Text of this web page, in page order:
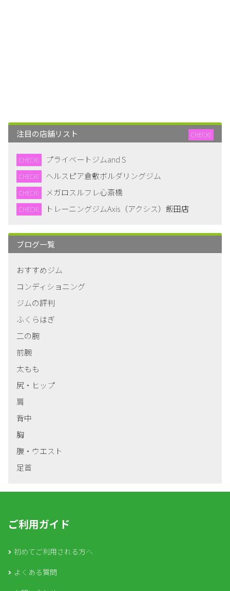
注目の店舗リスト CHECK!
CHECK! プライベートジムand S
CHECK! ヘルスピア倉敷ボルダリングジム
CHECK! メガロスルフレ心斎橋
CHECK! トレーニングジムAxis（アクシス）飯田店
ブログ一覧
おすすめジム
コンディショニング
ジムの評判
ふくらはぎ
二の腕
前腕
太もも
尻・ヒップ
肩
背中
胸
腹・ウエスト
足首
ご利用ガイド
初めてご利用される方へ
よくある質問